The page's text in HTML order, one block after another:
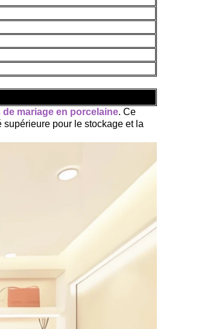
de mariage en porcelaine. Ce
pour le stockage et la